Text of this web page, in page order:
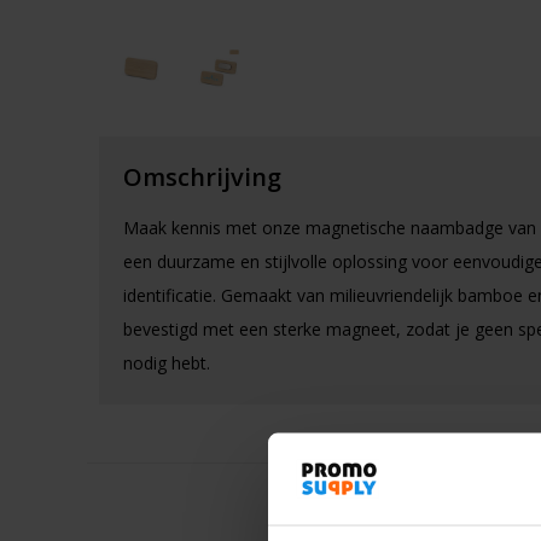
Omschrijving
Maak kennis met onze magnetische naambadge
een duurzame en stijlvolle oplossing voor eenvoudige
identificatie. Gemaakt van milieuvriendelijk bamboe
bevestigd met een sterke magneet, zodat je geen
nodig hebt.